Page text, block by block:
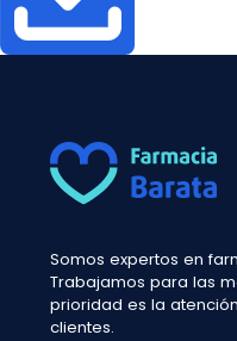
Somos expertos en
Trabajamos para las
prioridad es la
clientes.